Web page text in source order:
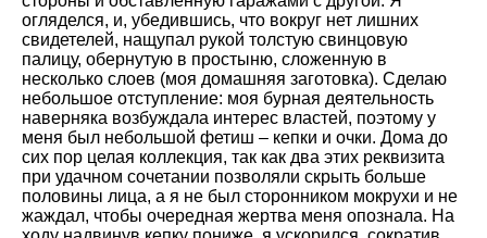
огляделся, и, убедившись, что вокруг нет лишних
свидетелей, нащупал рукой толстую свинцовую
палицу, обернутую в простыню, сложенную в
несколько слоев (моя домашняя заготовка). Сделаю
небольшое отступление: моя бурная деятельность
наверняка возбуждала интерес властей, поэтому у
меня был небольшой фетиш – кепки и очки. Дома до
сих пор целая коллекция, так как два этих реквизита
при удачном сочетании позволяли скрыть больше
половины лица, а я не был сторонником мокрухи и не
жаждал, чтобы очередная жертва меня опознала. На